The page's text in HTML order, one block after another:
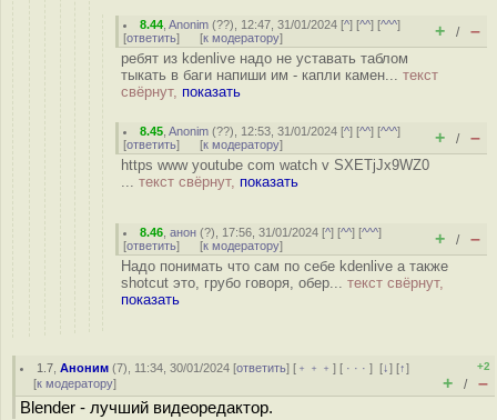
8.44 ,Anonim (??), 12:47, 31/01/2024 [^] [^^] [^^^]
[ответить] [к модератору] + / –
ребят из kdenlive надо не уставать таблом
тыкать в баги напиши им - капли камен... текст
свёрнут, показать
8.45 ,Anonim (??), 12:53, 31/01/2024 [^] [^^] [^^^]
[ответить] [к модератору] + / –
https www youtube com watch v SXETjJx9WZ0
... текст свёрнут, показать
8.46 ,анон (?), 17:56, 31/01/2024 [^] [^^] [^^^]
[ответить] [к модератору] + / –
Надо понимать что сам по себе kdenlive а также
shotcut это, грубо говоря, обер... текст свёрнут,
показать
1.7 ,Аноним (7), 11:34, 30/01/2024 [ответить] [ ﹢﹢﹢] [ · · ·][↓] [↑]
[к модератору]
+2
+ / –
Blender - лучший видеоредактор.